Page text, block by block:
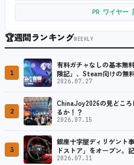
PR ワイヤー
🏆週間ランキングWEEKLY
1
有料ガチャなしの基本無
険記」、Steam向けの無
2026.07.27
2
ChinaJoy2026の見どこ
るか！？
2026.07.15
3
銀座十字屋ディリゲント
ドストア」をオープン。
ング／フライトシム向け
2026.07.31